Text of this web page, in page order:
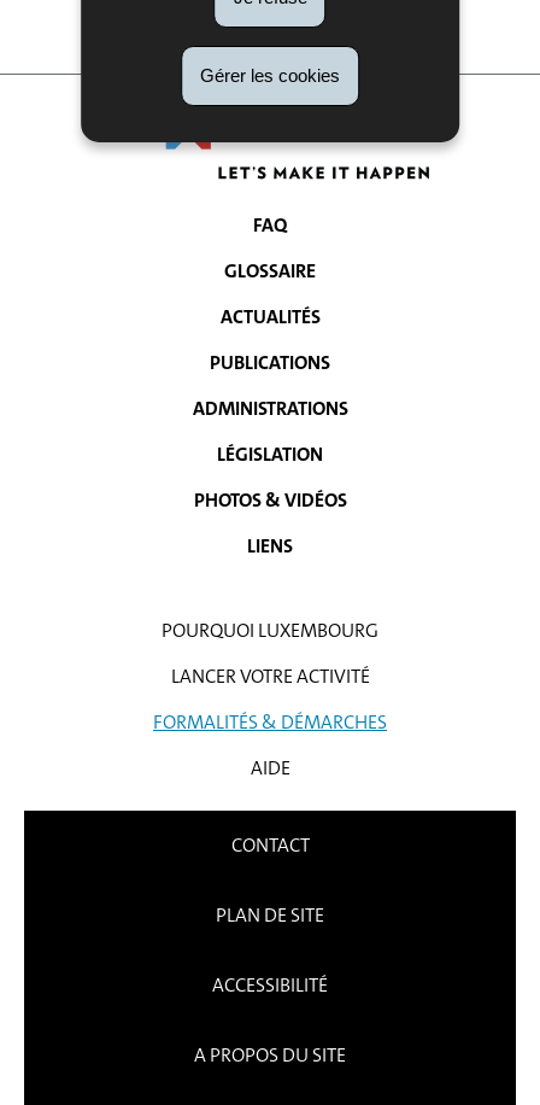
Gérer les cookies
NAVIGATION
POURQUOI LUXEMBOURG
LANCER VOTRE ACTIVITÉ
FORMALITÉS & DÉMARCHES
AIDE
FAQ
GLOSSAIRE
ACTUALITÉS
PUBLICATIONS
ADMINISTRATIONS
LÉGISLATION
PHOTOS & VIDÉOS
LIENS
CONTACT
PLAN DE SITE
ACCESSIBILITÉ
A PROPOS DU SITE